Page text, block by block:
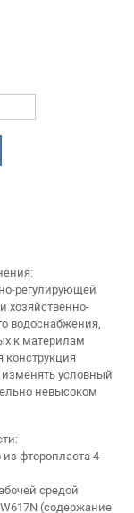
регулирующей
хозяйственно-
водоснабжения,
к материлам
конструкция
условный
невысоком
фторопласта 4
средой
(cодержание